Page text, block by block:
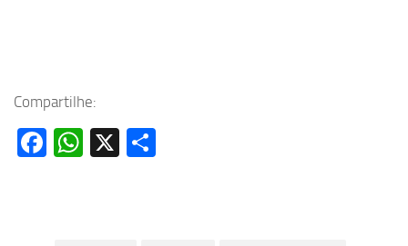
Compartilhe:
Facebook
WhatsApp
X